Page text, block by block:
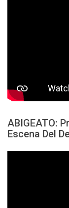
ABIGEATO:
Escena Del